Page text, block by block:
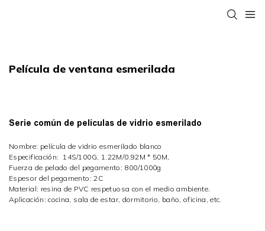
Película de ventana esmerilada
Serie común de películas de vidrio esmerilado
Nombre: película de vidrio esmerilado blanco
Especificación: 14S/100G, 1.22M/0.92M * 50M,
Fuerza de pelado del pegamento: 800/1000g
Espesor del pegamento: 2C
Material: resina de PVC respetuosa con el medio ambiente.
Aplicación: cocina, sala de estar, dormitorio, baño, oficina, etc.